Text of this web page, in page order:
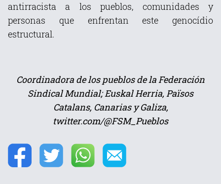
antirracista a los pueblos, comunidades y
personas que enfrentan este genocídio
estructural.
Coordinadora de los pueblos de la Federación
Sindical Mundial; Euskal Herria, Països
Catalans, Canarias y Galiza,
twitter.com/@FSM_Pueblos